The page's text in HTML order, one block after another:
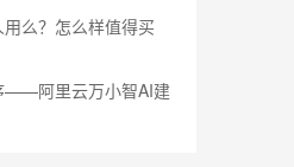
么？怎么样值得买
——阿里云万小智AI建